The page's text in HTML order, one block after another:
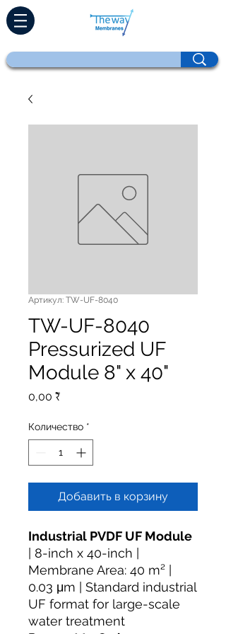
Артикул: TW-UF-8040
TW-UF-8040
Pressurized UF
Module 8" x 40"
0,00 ₹
Количество *
Добавить в корзину
Industrial PVDF UF Module
| 8-inch x 40-inch |
Membrane Area: 40 m² |
0.03 μm | Standard industrial
UF format for large-scale
water treatment